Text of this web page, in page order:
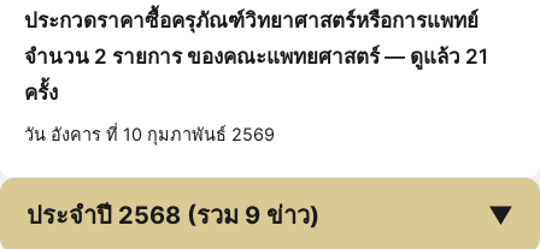
ประกวดราคาซื้อครุภัณฑ์วิทยาศาสตร์หรือการแพทย์
จำนวน 2 รายการ ของคณะแพทยศาสตร์ — ดูแล้ว 21
ครั้ง
วัน อังคาร ที่ 10 กุมภาพันธ์ 2569
ประจำปี 2568 (รวม 9 ข่าว) ▼